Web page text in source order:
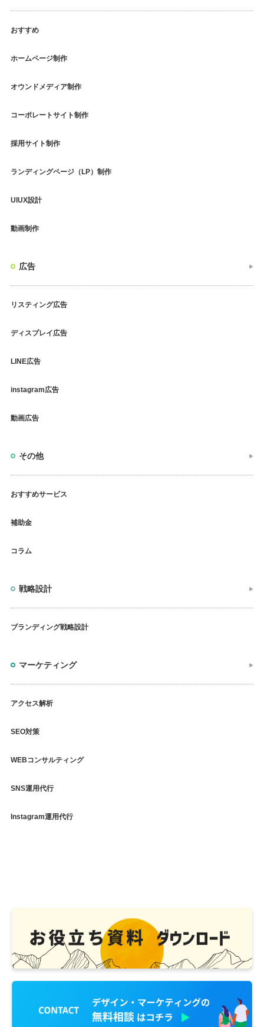
おすすめ
ホームページ制作
オウンドメディア制作
コーポレートサイト制作
採用サイト制作
ランディングページ（LP）制作
UIUX設計
動画制作
広告
リスティング広告
ディスプレイ広告
LINE広告
instagram広告
動画広告
その他
おすすめサービス
補助金
コラム
戦略設計
ブランディング戦略設計
マーケティング
アクセス解析
SEO対策
WEBコンサルティング
SNS運用代行
Instagram運用代行